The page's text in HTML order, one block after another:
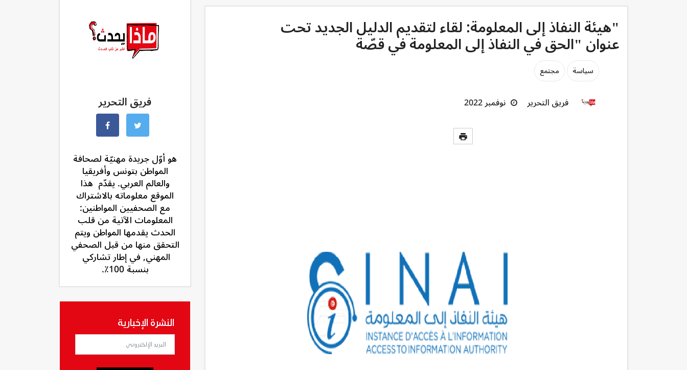
"هيئة النفاذ إلى المعلومة: لقاء لتقديم الدليل الجديد تحت
عنوان "الحق في النفاذ إلى المعلومة في قصّة
سياسة مجتمع
فريق التحرير نوفمبر 2022 فريق التحرير
هو أوّل جريدة مهنيّة لصحافة
المواطن بتونس وأفريقيا
والعالم العربي. يقدّم هذا
الموقع معلوماته بالاشتراك
مع الصحفيين المواطنين:
المعلومات الآتية من قلب
الحدث يقدمها المواطن ويتم
التحقق منها من قبل الصحفي
المهني, في إطار تشاركي
بنسبة 100٪.
النشرة الإخبارية